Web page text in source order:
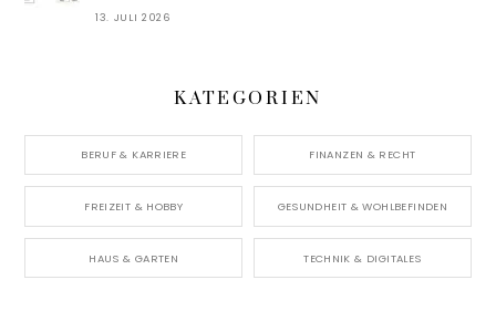
13. JULI 2026
KATEGORIEN
BERUF & KARRIERE FINANZEN & RECHT
FREIZEIT & HOBBY GESUNDHEIT & WOHLBEFINDEN
HAUS & GARTEN TECHNIK & DIGITALES